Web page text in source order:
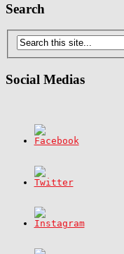
Search
Social Medias